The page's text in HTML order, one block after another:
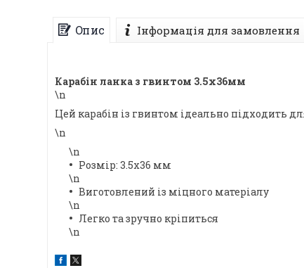
Опис Інформація для замовлення
Карабін ланка з гвинтом 3.5х36мм
\n
Цей карабін із гвинтом ідеально підходить
\n
\n
Розмір: 3.5х36 мм
\n
Виготовлений із міцного матеріалу
\n
Легко та зручно кріпиться
\n